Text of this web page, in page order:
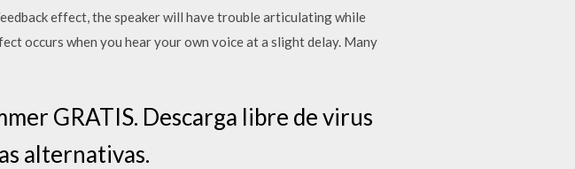
effect, the speaker will have trouble articulating while
occurs when you hear your own voice at a slight delay. Many
GRATIS. Descarga libre de virus
alternativas.